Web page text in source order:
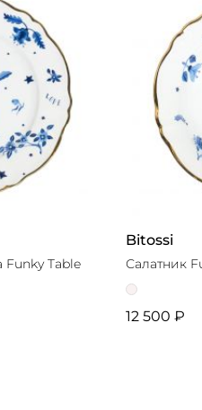
Funky Table
Bitossi
Салатник
12 500 ₽